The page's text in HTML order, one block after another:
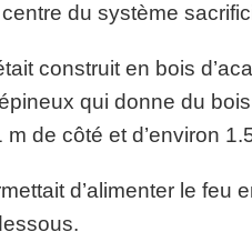
du système
construit en bois
qui donne du
de côté et d’environ
d’alimenter le feu